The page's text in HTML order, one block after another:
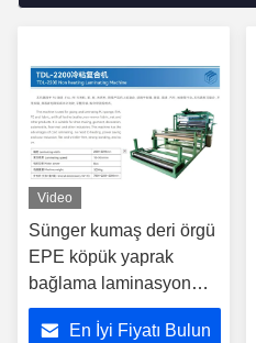
Video
Sünger kumaş deri örgü
EPE köpük yaprak
bağlama laminasyon
makinesi kombinasyon
En İyi Fiyatı Bulun